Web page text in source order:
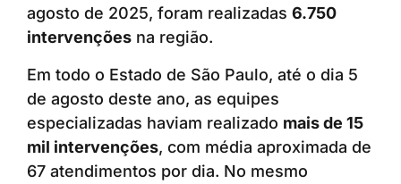
agosto de 2025, foram realizadas 6.750
intervenções na região.
Em todo o Estado de São Paulo, até o dia 5
de agosto deste ano, as equipes
especializadas haviam realizado mais de 15
mil intervenções, com média aproximada de
67 atendimentos por dia. No mesmo